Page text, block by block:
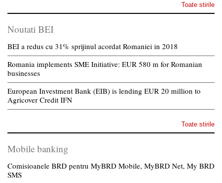
Toate stirile
Noutati BEI
BEI a redus cu 31% sprijinul acordat Romaniei in 2018
Romania implements SME Initiative: EUR 580 m for Romanian
businesses
European Investment Bank (EIB) is lending EUR 20 million to
Agricover Credit IFN
Toate stirile
Mobile banking
Comisioanele BRD pentru MyBRD Mobile, MyBRD Net, My BRD
SMS